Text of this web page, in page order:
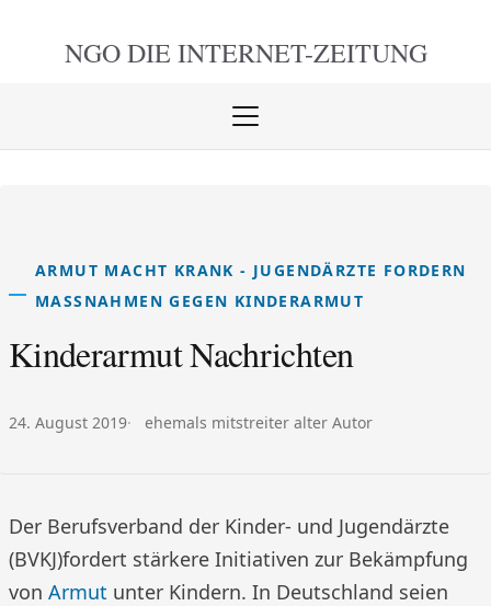
NGO DIE INTERNET-ZEITUNG
Menü
ARMUT MACHT KRANK - JUGENDÄRZTE FORDERN
MASSNAHMEN GEGEN KINDERARMUT
Kinderarmut Nachrichten
Veröffentlicht am:
24. August 2019 Autor:
ehemals mitstreiter alter Autor
Der Berufsverband der Kinder- und Jugendärzte
(BVKJ)fordert stärkere Initiativen zur Bekämpfung
von Armut unter Kindern. In Deutschland seien